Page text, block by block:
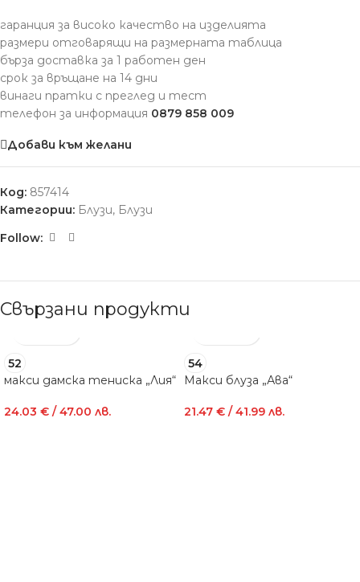
гаранция за високо качество на изделията
размери отговарящи на размерната таблица
бърза доставка за 1 работен ден
срок за връщане на 14 дни
винаги пратки с преглед и тест
телефон за информация 0879 858 009
Добави към желани
Код: 857414
Категории: Блузи, Блузи
Follow:
Свързани продукти
52
макси дамска тениска „Лия“
24.03 € / 47.00 лв.
54
Макси блуза „Ава“
21.47 € / 41.99 лв.